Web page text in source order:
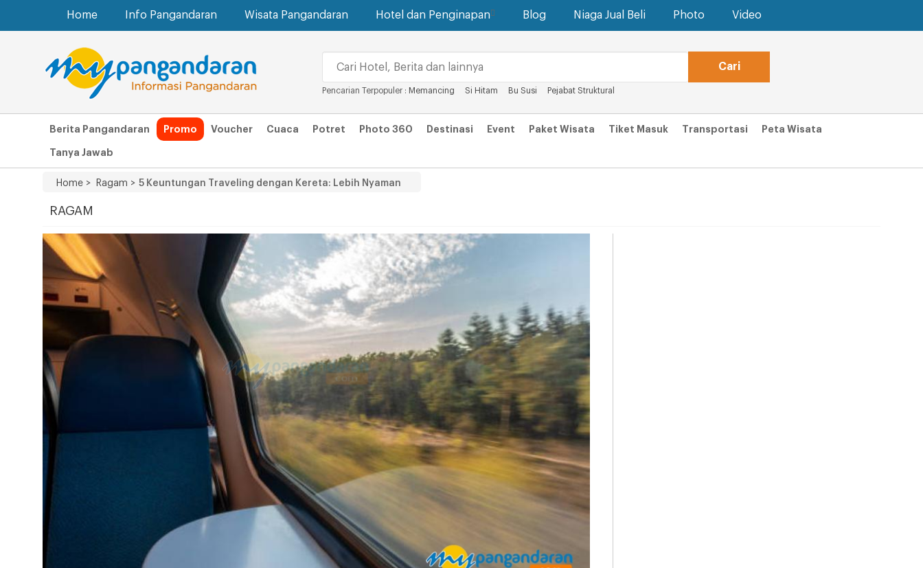
Home Info Pangandaran Wisata Pangandaran Hotel dan Penginapan Blog Niaga Jual Beli Photo Video
Pencarian Terpopuler : Memancing Si Hitam Bu Susi Pejabat Struktural
Berita Pangandaran Promo Voucher Cuaca Potret Photo 360 Destinasi Event Paket Wisata Tiket Masuk Transportasi Peta Wisata
Tanya Jawab
Home > Ragam > 5 Keuntungan Traveling dengan Kereta: Lebih Nyaman
RAGAM